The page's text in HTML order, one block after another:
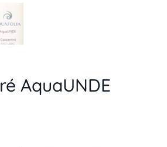
AquaUNDE